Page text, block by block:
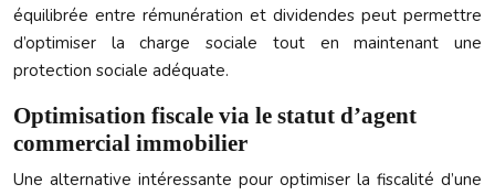
équilibrée entre rémunération et dividendes peut permettre
d’optimiser la charge sociale tout en maintenant une
protection sociale adéquate.
Optimisation fiscale via le statut d’agent
commercial immobilier
Une alternative intéressante pour optimiser la fiscalité d’une